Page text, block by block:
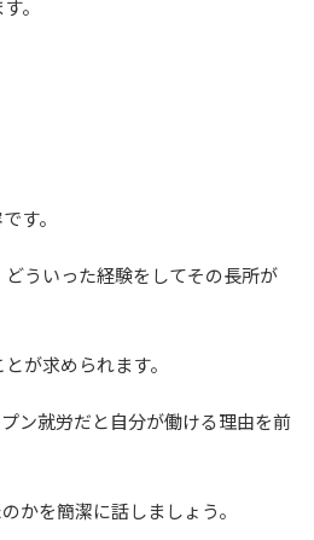
。
す。
ういった経験をしてその長所が
が求められます。
ン就労だと自分が働ける理由を前
かを簡潔に話しましょう。